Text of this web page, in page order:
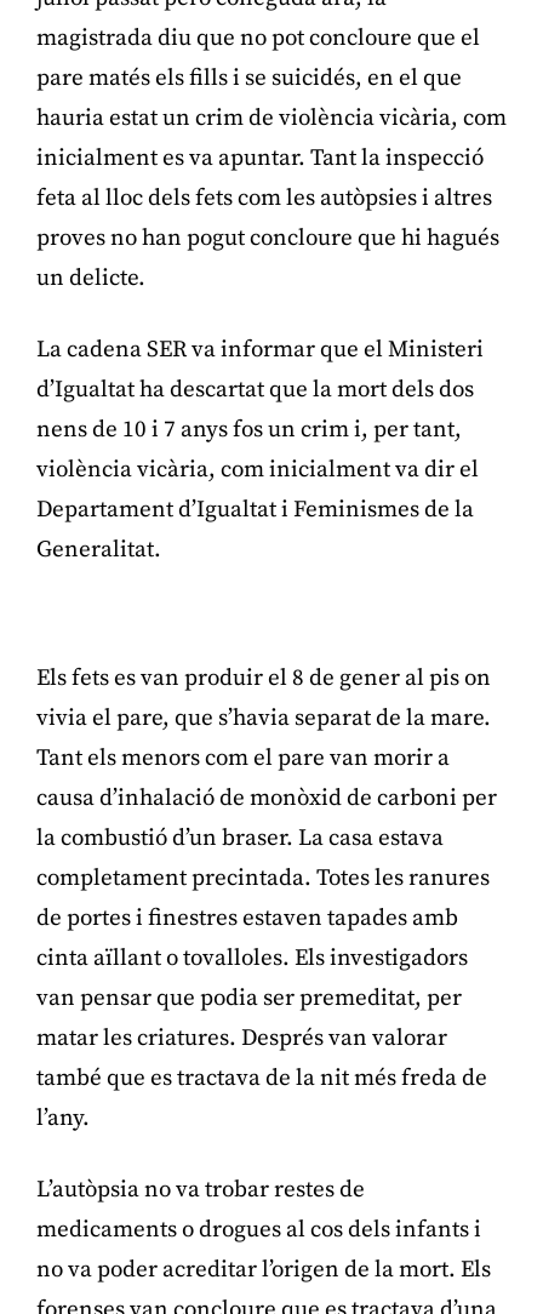
magistrada diu que no pot concloure que el
pare matés els fills i se suicidés, en el que
hauria estat un crim de violència vicària, com
inicialment es va apuntar. Tant la inspecció
feta al lloc dels fets com les autòpsies i altres
proves no han pogut concloure que hi hagués
un delicte.
La cadena SER va informar que el Ministeri
d’Igualtat ha descartat que la mort dels dos
nens de 10 i 7 anys fos un crim i, per tant,
violència vicària, com inicialment va dir el
Departament d’Igualtat i Feminismes de la
Generalitat.
Els fets es van produir el 8 de gener al pis on
vivia el pare, que s’havia separat de la mare.
Tant els menors com el pare van morir a
causa d’inhalació de monòxid de carboni per
la combustió d’un braser. La casa estava
completament precintada. Totes les ranures
de portes i finestres estaven tapades amb
cinta aïllant o tovalloles. Els investigadors
van pensar que podia ser premeditat, per
matar les criatures. Després van valorar
també que es tractava de la nit més freda de
l’any.
L’autòpsia no va trobar restes de
medicaments o drogues al cos dels infants i
no va poder acreditar l’origen de la mort. Els